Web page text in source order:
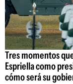
Tres momentos
Espriella como
cómo será su